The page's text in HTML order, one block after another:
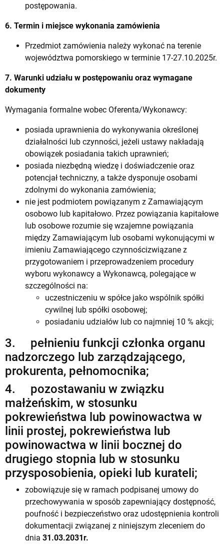
postępowania.
6. Termin i miejsce wykonania zamówienia
Przedmiot zamówienia należy wykonać na terenie
województwa pomorskiego w terminie 17-27.10.2025r.
7. Warunki udziału w postępowaniu oraz wymagane
dokumenty
Wymagania formalne wobec Oferenta/Wykonawcy:
posiada uprawnienia do wykonywania określonej
działalności lub czynności, jeżeli ustawy nakładają
obowiązek posiadania takich uprawnień;
posiada niezbędną wiedzę i doświadczenie oraz
potencjał techniczny, a także dysponuje osobami
zdolnymi do wykonania zamówienia;
nie jest podmiotem powiązanym z Zamawiającym
osobowo lub kapitałowo. Przez powiązania kapitałowe
lub osobowe rozumie się wzajemne powiązania
między Zamawiającym lub osobami wykonującymi w
imieniu Zamawiającego czynnościzwiązane z
przygotowaniem i przeprowadzeniem procedury
wyboru wykonawcy a Wykonawcą, polegające w
szczególności na:
uczestniczeniu w spółce jako wspólnik spółki
cywilnej lub spółki osobowej;
posiadaniu udziałów lub co najmniej 10 % akcji;
3. pełnieniu funkcji członka organu
nadzorczego lub zarządzającego,
prokurenta, pełnomocnika;
4. pozostawaniu w związku
małżeńskim, w stosunku
pokrewieństwa lub powinowactwa w
linii prostej, pokrewieństwa lub
powinowactwa w linii bocznej do
drugiego stopnia lub w stosunku
przysposobienia, opieki lub kurateli;
zobowiązuje się w ramach podpisanej umowy do
przechowywania w sposób zapewniający dostępność,
poufność i bezpieczeństwo oraz udostępnienia kontroli
dokumentacji związanej z niniejszym zleceniem do
dnia 31.03.2031r.